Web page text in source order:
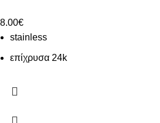
8.00€
stainless
επίχρυσα 24k